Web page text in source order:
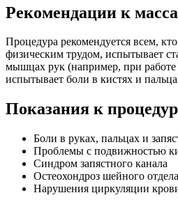
Рекомендации к
Процедура рекомендуется всем,
физическим трудом, испытывает
мышцах рук (например, при
испытывает боли в кистях и
Показания к
Боли в руках, пальцах и
Проблемы с подвижностью
Синдром запястного канала
Остеохондроз шейного
Нарушения циркуляции